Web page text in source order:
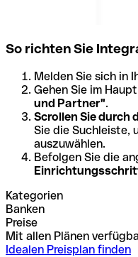
So richten Sie
Melden Sie sich in
Gehen Sie im
und Partner".
Scrollen Sie durch
Sie die Suchleiste,
auszuwählen.
Befolgen Sie die
Kategorien
Banken
Preise
Mit allen Plänen
Idealen Preisplan finden